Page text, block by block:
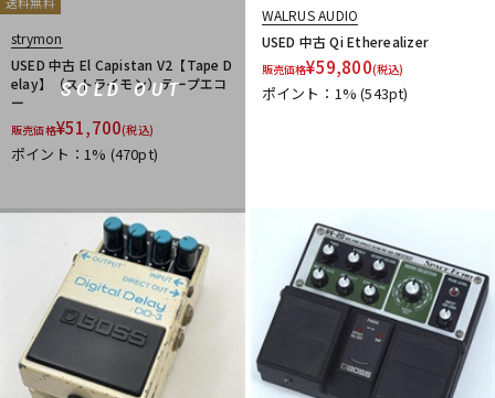
Univox
Valkyrie Spear
Vermona
VeroCity Effects Pedals VERTEX
VitalAudio
Vivie
VOCU VooDoo LAB VOX
W-Z
WALRUS AUDIO Wampler Pedals
Westminster Effects
Zahnrad by nature sound
キョーリツ マキノ工房
A.S.P.GEAR
BROWNE AMPLIFICATION
Tele.4 amplifier
KERNOM
STELLA GEAR
EAR FUZZ Effects Indigo Note
Sheeran
Science Amplification
Trondheim Audio Devices
ABASI CONCEPTS
oz design
SOLD OUT
strymon
USED 中古 El Capistan V2【Tape D
elay】（ストライモン）テープエコ
ー
販売価格¥51,700(税込)
ポイント：1% (470pt)
WALRUS AUDIO
USED 中古 Qi Etherealizer
販売価格¥59,800(税込)
ポイント：1%(543pt)